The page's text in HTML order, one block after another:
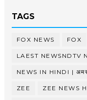
TAGS
FOX NEWS FOX
LAEST NEWSNDTV
NEWS IN HINDI |
ZEE ZEE NEWS